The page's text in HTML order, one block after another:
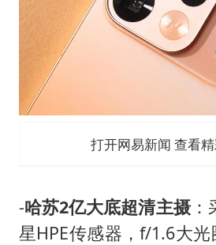
打开网易新闻 查看
-哈苏2亿大底超清主摄：
星HPE传感器，f/1.6大